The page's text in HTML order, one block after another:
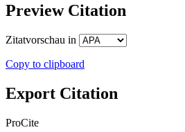
Preview Citation
Zitatvorschau in
Copy to clipboard
Export Citation
ProCite